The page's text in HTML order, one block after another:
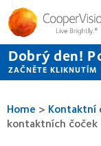
Přejít
hlavnímu
obsahu
Dobrý den!
ZAČNĚTE KLIKNUTÍM
Home > Kontaktní
kontaktních čoček